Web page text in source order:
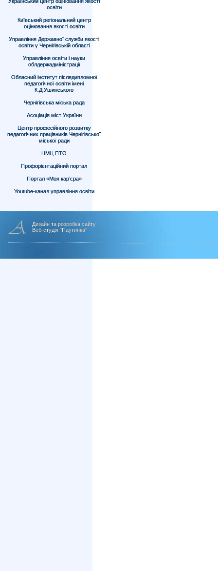
освіти
Київський регіональний центр
оцінювання якості освіти
Управління Державної служби якості
освіти у Чернігівській області
Управління освіти і науки
облдержадміністрації
Обласний інститут післядипломної
педагогічної освіти імені
К.Д.Ушинського
Чернігівська міська рада
Асоціація міст України
Центр професійного розвитку
педагогічних працівників Чернігівської
міської ради
НМЦ ПТО
Профорієнтаційний портал
Портал «Моя кар’єра»
Youtube-канал управління освіти
Дизайн та розробка сайту
Веб-студія "Паутинка"